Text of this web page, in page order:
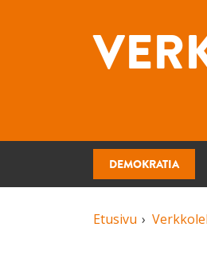
DEMOKRATIA
Etusivu